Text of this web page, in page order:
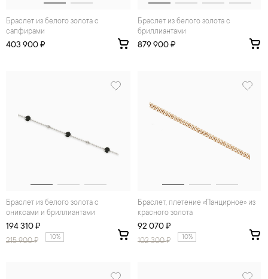
Браслет из белого золота с
сапфирами
403 900 ₽
Браслет из белого золота с
бриллиантами
879 900 ₽
Браслет из белого золота с
ониксами и бриллиантами
194 310 ₽
215 900₽ 10%
Браслет, плетение «Панцирное» из
красного золота
92 070 ₽
102 300₽ 10%